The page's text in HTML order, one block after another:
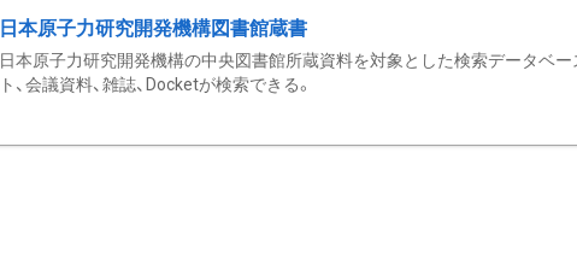
日本原子力研究開発機構図書館蔵書
日本原子力研究開発機構の中央図書館所蔵資料を対象とした検索データベー
ト、会議資料、雑誌、Docketが検索できる。